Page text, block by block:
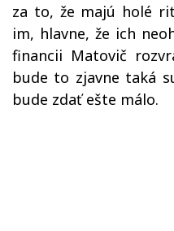
za to, že majú holé
im, hlavne, že ich
financii Matovič
bude to zjavne taká
bude zdať ešte málo.